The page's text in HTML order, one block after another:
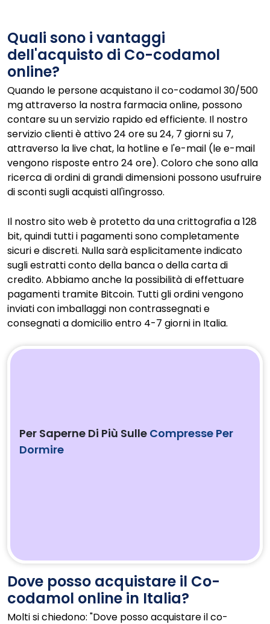
Quali sono i vantaggi
dell'acquisto di Co-codamol
online?
Quando le persone acquistano il co-codamol 30/500
mg attraverso la nostra farmacia online, possono
contare su un servizio rapido ed efficiente. Il nostro
servizio clienti è attivo 24 ore su 24, 7 giorni su 7,
attraverso la live chat, la hotline e l'e-mail (le e-mail
vengono risposte entro 24 ore). Coloro che sono alla
ricerca di ordini di grandi dimensioni possono usufruire
di sconti sugli acquisti all'ingrosso.
Il nostro sito web è protetto da una crittografia a 128
bit, quindi tutti i pagamenti sono completamente
sicuri e discreti. Nulla sarà esplicitamente indicato
sugli estratti conto della banca o della carta di
credito. Abbiamo anche la possibilità di effettuare
pagamenti tramite Bitcoin. Tutti gli ordini vengono
inviati con imballaggi non contrassegnati e
consegnati a domicilio entro 4-7 giorni in Italia.
Per Saperne Di Più Sulle Compresse Per
Dormire
Dove posso acquistare il Co-
codamol online in Italia?
Molti si chiedono: "Dove posso acquistare il co-